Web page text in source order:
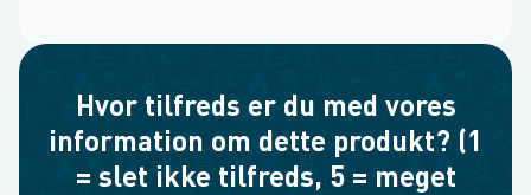
Hvor tilfreds er du med vores
information om dette produkt? (1
= slet ikke tilfreds, 5 = meget